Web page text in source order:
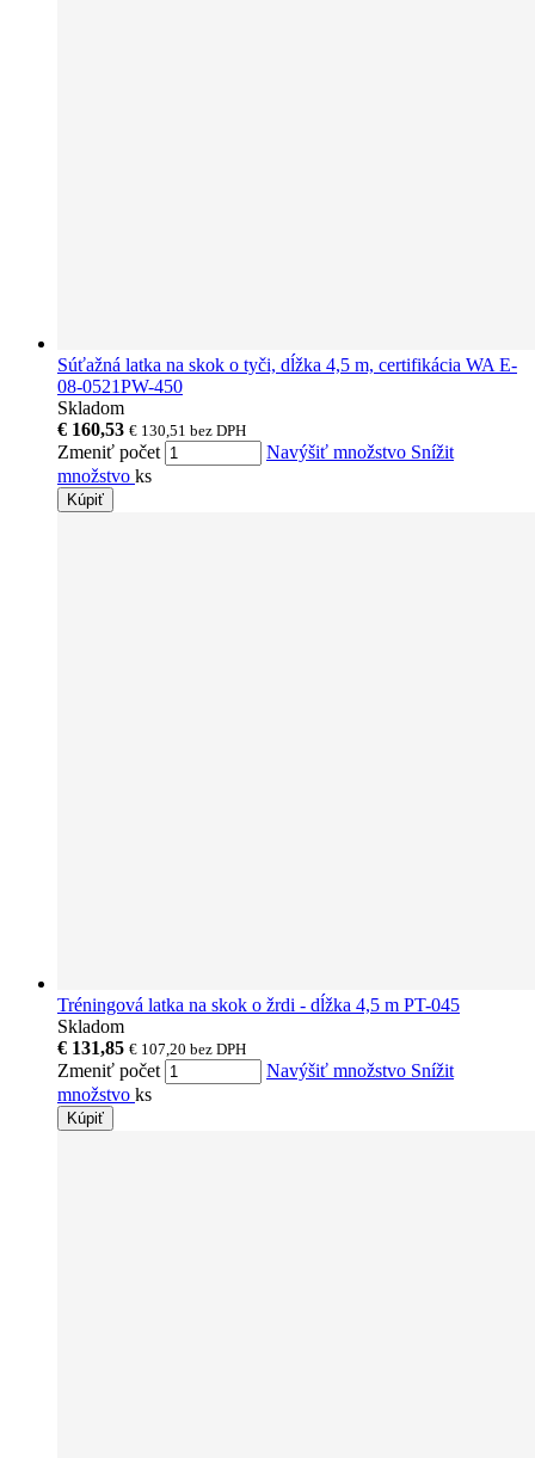
Súťažná latka na skok o tyči, dĺžka 4,5 m, certifikácia WA E-
08-0521PW-450
Skladom
€ 160,53 € 130,51 bez DPH
Zmeniť počet Navýšiť množstvo Snížit
množstvo ks
Kúpiť
Tréningová latka na skok o žrdi - dĺžka 4,5 m PT-045
Skladom
€ 131,85 € 107,20 bez DPH
Zmeniť počet Navýšiť množstvo Snížit
množstvo ks
Kúpiť